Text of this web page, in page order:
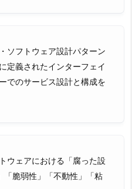
ソフトウェア設計パターン
定義されたインターフェイ
でのサービス設計と構成を
ウェアにおける「腐った設
脆弱性」「不動性」「粘